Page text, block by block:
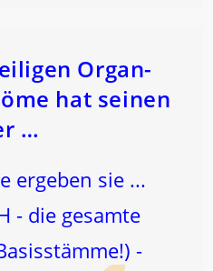
Organ-
hat seinen
…
ergeben sie ...
- die gesamte
-